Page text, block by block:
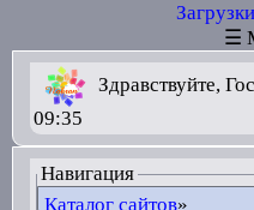
☰
Здравствуйте,
09:35
Навигация
Каталог сайтов»